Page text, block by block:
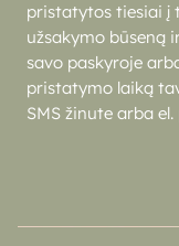
pristatytos tiesiai į
užsakymo būseną
savo paskyroje
pristatymo laiką
SMS žinute arba